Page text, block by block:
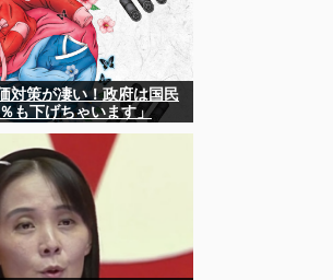
対策が凄い！政府は国民
も下げちゃいます」